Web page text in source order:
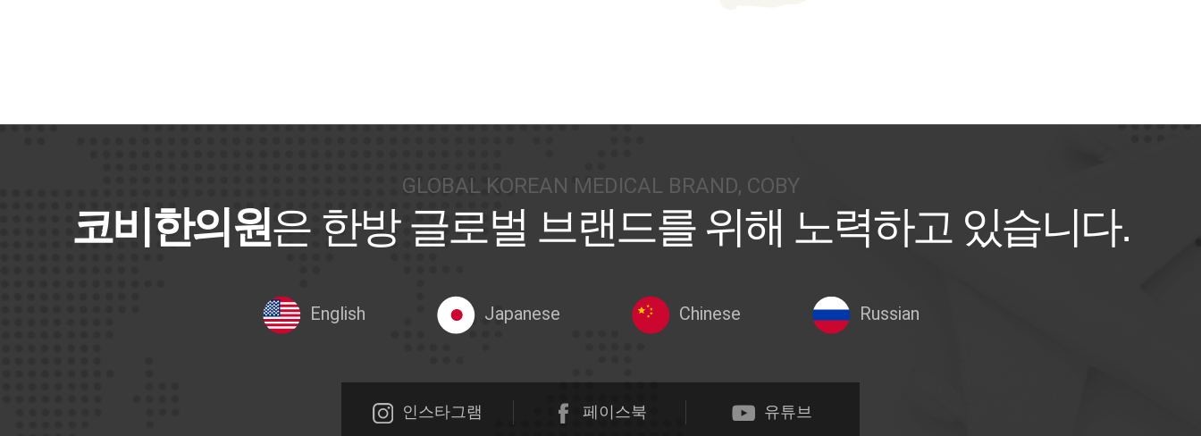
GLOBAL KOREAN MEDICAL BRAND, COBY
코비한의원은 한방 글로벌 브랜드를 위해 노력하고 있습니다.
English Japanese Chinese Russian
인스타그램 페이스북 유튜브